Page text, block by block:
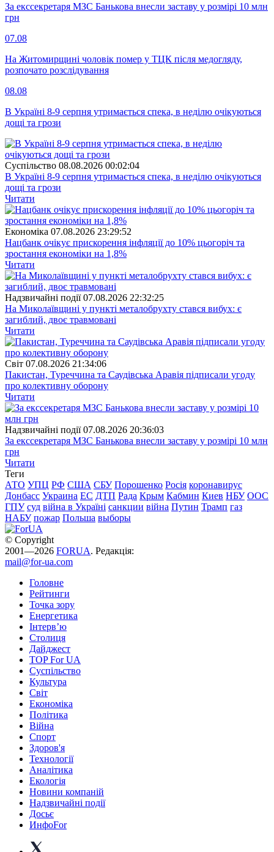
За екссекретаря МЗС Банькова внесли заставу у розмірі 10 млн
грн
07.08
На Житомирщині чоловік помер у ТЦК після медогляду,
розпочато розслідування
08.08
В Україні 8-9 серпня утримається спека, в неділю очікуються
дощі та грози
Суспiльство 08.08.2026 00:02:04
В Україні 8-9 серпня утримається спека, в неділю очікуються
дощі та грози
Читати
Економіка 07.08.2026 23:29:52
Нацбанк очікує прискорення інфляції до 10% цьогоріч та
зростання економіки на 1,8%
Читати
Надзвичайні події 07.08.2026 22:32:25
На Миколаївщині у пункті металобрухту стався вибух: є
загиблий, двоє травмовані
Читати
Свiт 07.08.2026 21:34:06
Пакистан, Туреччина та Саудівська Аравія підписали угоду
про колективну оборону
Читати
Надзвичайні події 07.08.2026 20:36:03
За екссекретаря МЗС Банькова внесли заставу у розмірі 10 млн
грн
Читати
Теги
АТО УПЦ РФ США СБУ Порошенко Росія коронавирус
Донбасс Украина ЕС ДТП Рада Крым Кабмин Киев НБУ ООС
ГПУ суд війна в Україні санкции війна Путин Трамп газ
НАБУ пожар Польша выборы
© Copyright
2001—2026 FORUA. Редакція:
mail@for-ua.com
Головне
Рейтинги
Точка зору
Енергетика
Інтерв’ю
Столиця
Дайджест
TOP For UA
Суспiльство
Культура
Світ
Економіка
Політика
Війна
Спорт
Здоров'я
Технології
Аналітика
Екологія
Новини компаній
Надзвичайні події
Досьє
ИнфоFor